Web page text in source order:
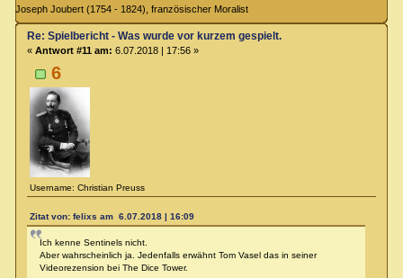
Joseph Joubert (1754 - 1824), französischer Moralist
6
Username: Christian Preuss
Re: Spielbericht - Was wurde vor kurzem gespielt.
« Antwort #11 am: 6.07.2018 | 17:56 »
Zitat von: felixs am 6.07.2018 | 16:09
Ich kenne Sentinels nicht.
Aber wahrscheinlich ja. Jedenfalls erwähnt Tom Vasel das in seiner
Videorezension bei The Dice Tower.